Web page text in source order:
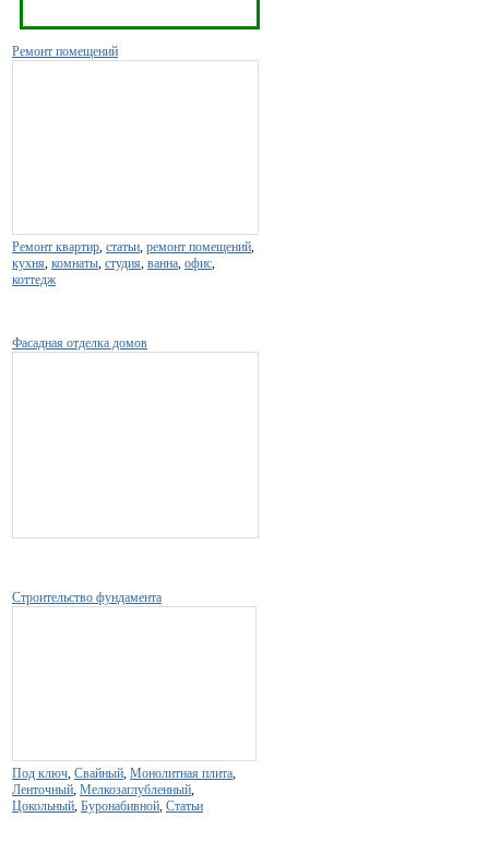
Ремонт помещений
Ремонт квартир, статьи, ремонт помещений,
кухня, комнаты, студия, ванна, офис,
коттедж
Фасадная отделка домов
Строительство фундамента
Под ключ, Свайный, Монолитная плита,
Ленточный, Мелкозаглубленный,
Цокольный, Буронабивной, Статьи